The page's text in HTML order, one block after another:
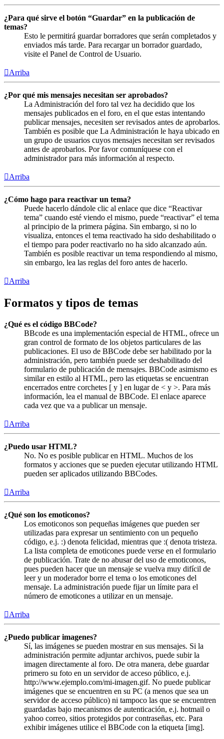
¿Para qué sirve el botón “Guardar” en la publicación de
temas?
Esto le permitirá guardar borradores que serán completados y
enviados más tarde. Para recargar un borrador guardado,
visite el Panel de Control de Usuario.
Arriba
¿Por qué mis mensajes necesitan ser aprobados?
La Administración del foro tal vez ha decidido que los
mensajes publicados en el foro, en el que estas intentando
publicar mensajes, necesiten ser revisados antes de aprobarlos.
También es posible que La Administración le haya ubicado en
un grupo de usuarios cuyos mensajes necesitan ser revisados
antes de aprobarlos. Por favor comuníquese con el
administrador para más información al respecto.
Arriba
¿Cómo hago para reactivar un tema?
Puede hacerlo dándole clic al enlace que dice “Reactivar
tema” cuando esté viendo el mismo, puede “reactivar” el tema
al principio de la primera página. Sin embargo, si no lo
visualiza, entonces el tema reactivado ha sido deshabilitado o
el tiempo para poder reactivarlo no ha sido alcanzado aún.
También es posible reactivar un tema respondiendo al mismo,
sin embargo, lea las reglas del foro antes de hacerlo.
Arriba
Formatos y tipos de temas
¿Qué es el código BBCode?
BBcode es una implementación especial de HTML, ofrece un
gran control de formato de los objetos particulares de las
publicaciones. El uso de BBCode debe ser habilitado por la
administración, pero también puede ser deshabilitado del
formulario de publicación de mensajes. BBCode asimismo es
similar en estilo al HTML, pero las etiquetas se encuentran
encerrados entre corchetes [ y ] en lugar de < y >. Para más
información, lea el manual de BBCode. El enlace aparece
cada vez que va a publicar un mensaje.
Arriba
¿Puedo usar HTML?
No. No es posible publicar en HTML. Muchos de los
formatos y acciones que se pueden ejecutar utilizando HTML
pueden ser aplicados utilizando BBCodes.
Arriba
¿Qué son los emoticonos?
Los emoticonos son pequeñas imágenes que pueden ser
utilizadas para expresar un sentimiento con un pequeño
código, e.j. :) denota felicidad, mientras que :( denota tristeza.
La lista completa de emoticones puede verse en el formulario
de publicación. Trate de no abusar del uso de emoticonos,
pues pueden hacer que un mensaje se vuelva muy difícil de
leer y un moderador borre el tema o los emoticones del
mensaje. La administración puede fijar un límite para el
número de emoticones a utilizar en un mensaje.
Arriba
¿Puedo publicar imagenes?
Sí, las imágenes se pueden mostrar en sus mensajes. Si la
administración permite adjuntar archivos, puede subir la
imagen directamente al foro. De otra manera, debe guardar
primero su foto en un servidor de acceso público, e.j.
http://www.ejemplo.com/mi-imagen.gif. No puede publicar
imágenes que se encuentren en su PC (a menos que sea un
servidor de acceso público) ni tampoco las que se encuentren
guardadas bajo mecanismos de autenticación, e.j. hotmail o
yahoo correo, sitios protegidos por contraseñas, etc. Para
exhibir imágenes utilice el BBCode con la etiqueta [img].